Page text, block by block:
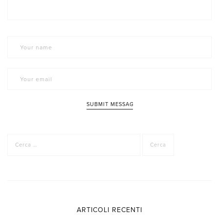
per:
ARTICOLI RECENTI